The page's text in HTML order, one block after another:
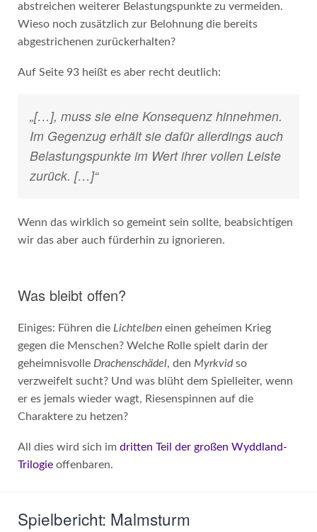
abstreichen weiterer Belastungspunkte zu vermeiden.
Wieso noch zusätzlich zur Belohnung die bereits
abgestrichenen zurückerhalten?
Auf Seite 93 heißt es aber recht deutlich:
„[…], muss sie eine Konsequenz hinnehmen.
Im Gegenzug erhält sie dafür allerdings auch
Belastungspunkte im Wert ihrer vollen Leiste
zurück. […]“
Wenn das wirklich so gemeint sein sollte, beabsichtigen
wir das aber auch fürderhin zu ignorieren.
Was bleibt offen?
Einiges: Führen die Lichtelbeneinen geheimen Krieg
gegen die Menschen? Welche Rolle spielt darin der
geheimnisvolle Drachenschädel, den Myrkvidso
verzweifelt sucht? Und was blüht dem Spielleiter, wenn
er es jemals wieder wagt, Riesenspinnen auf die
Charaktere zu hetzen?
All dies wird sich im dritten Teil der großen Wyddland-
Trilogieoffenbaren.
Spielbericht: Malmsturm